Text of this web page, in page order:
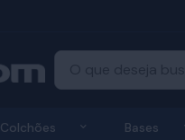
Colchões ExibirBases